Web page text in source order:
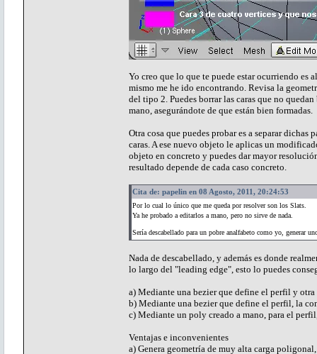
Yo creo que lo que te puede estar ocurriendo es
mismo me he ido encontrando. Revisa la
del tipo 2. Puedes borrar las caras que no
mano, asegurándote de que están bien formadas.
Otra cosa que puedes probar es a separar
caras. A ese nuevo objeto le aplicas un
objeto en concreto y puedes dar mayor
resultado depende de cada caso concreto.
Cita de: papelin en 08 Agosto, 2011, 20:24:53
Por lo cual lo único que me queda por resolver son los Slats.
Ya he probado a editarlos a mano, pero no sirve de nada.
Sería descabellado para un pobre analfabeto como yo, generar
Nada de descabellado, y además es donde
lo largo del "leading edge", esto lo puedes
a) Mediante una bezier que define el perfil y
b) Mediante una bezier que define el perfil, la
c) Mediante un poly creado a mano, para el
Ventajas e inconvenientes
a) Genera geometría de muy alta carga